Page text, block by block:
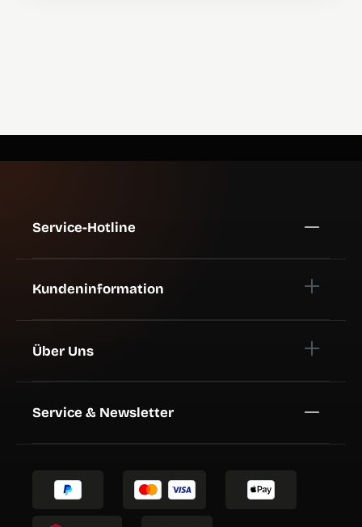
Service-Hotline
Kundeninformation
Über Uns
Service & Newsletter